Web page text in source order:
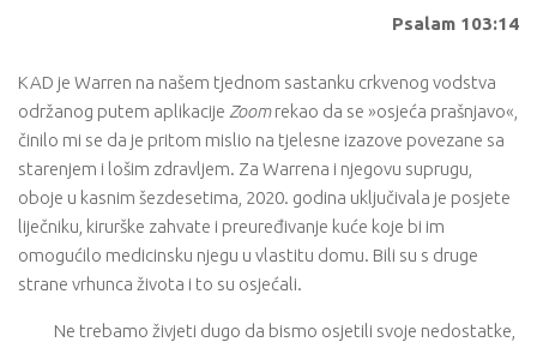
Psalam 103:14
KAD je Warren na našem tjednom sastanku crkvenog vodstva
održanog putem aplikacije Zoomrekao da se »osjeća prašnjavo«,
činilo mi se da je pritom mislio na tjelesne izazove povezane sa
starenjem i lošim zdravljem. Za Warrena i njegovu suprugu,
oboje u kasnim šezdesetima, 2020. godina uključivala je posjete
liječniku, kirurške zahvate i preuređivanje kuće koje bi im
omogućilo medicinsku njegu u vlastitu domu. Bili su s druge
strane vrhunca života i to su osjećali.
Ne trebamo živjeti dugo da bismo osjetili svoje nedostatke,